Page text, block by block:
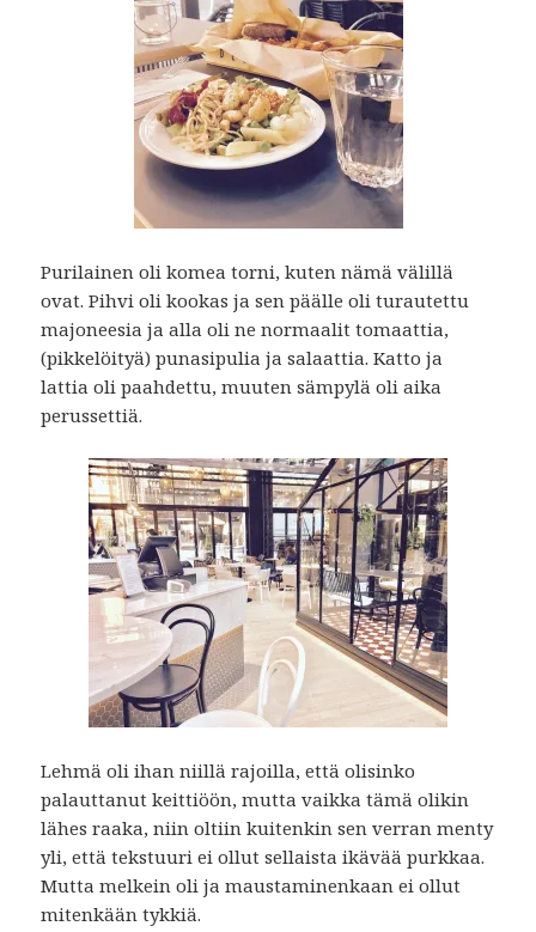
Purilainen oli komea torni, kuten nämä välillä
ovat. Pihvi oli kookas ja sen päälle oli turautettu
majoneesia ja alla oli ne normaalit tomaattia,
(pikkelöityä) punasipulia ja salaattia. Katto ja
lattia oli paahdettu, muuten sämpylä oli aika
perussettiä.
Lehmä oli ihan niillä rajoilla, että olisinko
palauttanut keittiöön, mutta vaikka tämä olikin
lähes raaka, niin oltiin kuitenkin sen verran menty
yli, että tekstuuri ei ollut sellaista ikävää purkkaa.
Mutta melkein oli ja maustaminenkaan ei ollut
mitenkään tykkiä.